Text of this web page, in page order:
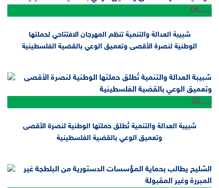
05ديسمبر
شبيبة العدالة والتنمية تنظم المهرجان الافتتاحي لحملتها
الوطنية لنصرة الأقصى وتعميق الوعي بالقضية الفلسطينية
20نوفمبر
شبيبة العدالة والتنمية تُطلق حملتها الوطنية لنصرة الأقصى
وتعميق الوعي بالقضية الفلسطينية